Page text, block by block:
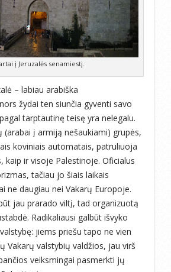
į Jeruzalės senamiestį.
– labiau arabiška
žydai ten siunčia gyventi savo
tarptautinę teisę yra nelegalu.
(arabai į armiją nešaukiami) grupės,
koviniais automatais, patruliuoja
kaip ir visoje Palestinoje. Oficialus
tačiau jo šiais laikais
ne daugiau nei Vakarų Europoje.
jau prarado viltį, tad organizuotą
Radikaliausi galbūt išvyko
jiems priešu tapo ne vien
Vakarų valstybių valdžios, jau virš
veiksmingai pasmerkti jų